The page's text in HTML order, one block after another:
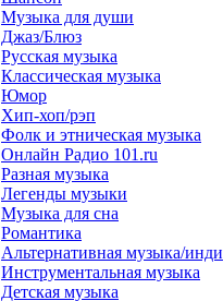
Музыка для души
Джаз/Блюз
Русская музыка
Классическая музыка
Юмор
Хип-хоп/рэп
Фолк и этническая музыка
Онлайн Радио 101.ru
Разная музыка
Легенды музыки
Музыка для сна
Романтика
Альтернативная музыка/инди
Инструментальная музыка
Детская музыка